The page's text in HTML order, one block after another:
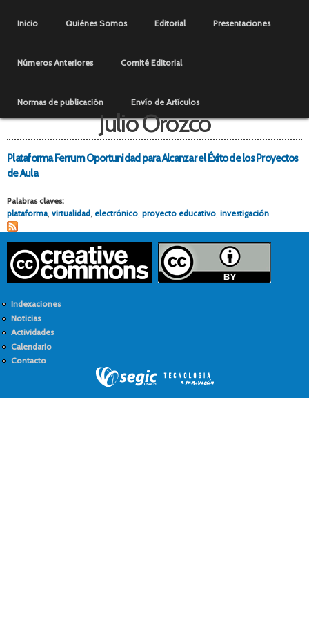
contenido
Menú principal
Inicio Quiénes Somos Editorial Presentaciones
Números Anteriores Comité Editorial
Normas de publicación Envío de Artículos
Julio Orozco
Plataforma Ferrum Oportunidad para Alcanzar el Éxito de los Proyectos
de Aula
Palabras claves:
plataforma, virtualidad, electrónico, proyecto educativo, investigación
Indexaciones
Noticias
Actividades
Calendario
Contacto